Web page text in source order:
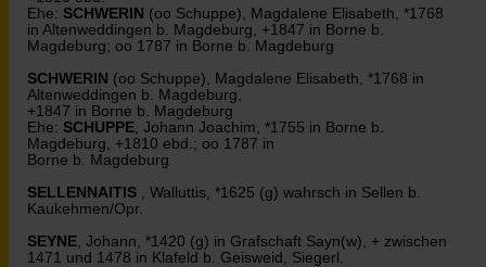
Ehe: SCHWERIN (oo Schuppe), Magdalene Elisabeth, *1768
in Altenweddingen b. Magdeburg, +1847 in Borne b.
Magdeburg; oo 1787 in Borne b. Magdeburg
SCHWERIN (oo Schuppe), Magdalene Elisabeth, *1768 in
Altenweddingen b. Magdeburg,
+1847 in Borne b. Magdeburg
Ehe: SCHUPPE, Johann Joachim, *1755 in Borne b.
Magdeburg, +1810 ebd.; oo 1787 in
Borne b. Magdeburg
SELLENNAITIS , Walluttis, *1625 (g) wahrsch in Sellen b.
Kaukehmen/Opr.
SEYNE, Johann, *1420 (g) in Grafschaft Sayn(w), + zwischen
1471 und 1478 in Klafeld b. Geisweid, Siegerl.